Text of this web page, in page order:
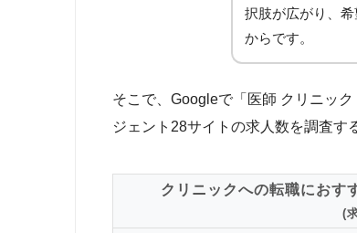
択肢が広がり、
からです。
そこで、Googleで「医師 クリニッ
ジェント28サイトの求人数を調査す
クリニックへの転職におす
(